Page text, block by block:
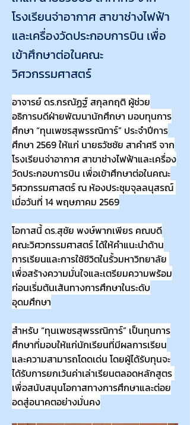
โรงเรียนจ่าอากาศ สาขาช่างไฟฟ้า
และเครื่องวัดประกอบการบิน เพื่อ
เข้าศึกษาต่อในคณะ
วิศวกรรมศาสตร์
อาจารย์ ดร.กรณัฏฐ์ สกุลกฤติ ผู้ช่วย
อธิการบดีฝ่ายพัฒนานักศึกษา มอบทุนการ
ศึกษา “ทุนเพชรสุพรรณิการ์” ประจำปีการ
ศึกษา 2569 ให้แก่ นายธวัชชัย สาคำศรี จาก
โรงเรียนจ่าอากาศ สาขาช่างไฟฟ้าและเครื่อง
วัดประกอบการบิน เพื่อเข้าศึกษาต่อในคณะ
วิศวกรรมศาสตร์ ณ ห้องประชุมจุลลนุสรณ์
เมื่อวันที่ 14 พฤษภาคม 2569
โอกาสนี้ ดร.สุชัย พงษ์พากเพียร คณบดี
คณะวิศวกรรมศาสตร์ ได้ให้คำแนะนำด้าน
การเรียนและการใช้ชีวิตในรั้วมหาวิทยาลัย
เพื่อสร้างความมั่นใจและเตรียมความพร้อม
ก่อนเริ่มต้นเส้นทางการศึกษาในระดับ
อุดมศึกษา
สำหรับ “ทุนเพชรสุพรรณิการ์” เป็นทุนการ
ศึกษาที่มอบให้แก่นักเรียนที่มีผลการเรียน
และความสามารถโดดเด่น โดยผู้ได้รับทุนจะ
ได้รับการยกเว้นค่าเล่าเรียนตลอดหลักสูตร
เพื่อสนับสนุนโอกาสทางการศึกษาและต่อย
อดสู่อนาคตอย่างมั่นคง